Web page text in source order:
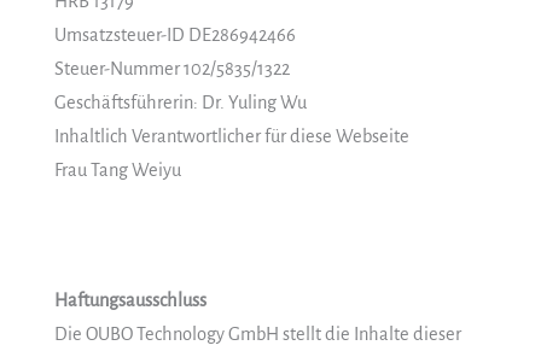
Umsatzsteuer-ID DE286942466
Steuer-Nummer 102/5835/1322
Geschäftsführerin: Dr. Yuling Wu
Inhaltlich Verantwortlicher für diese Webseite
Frau Tang Weiyu
Haftungsausschluss
Die OUBO Technology GmbH stellt die Inhalte dieser